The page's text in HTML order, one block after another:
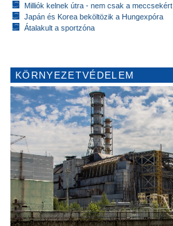
Milliók kelnek útra - nem csak a meccsekért
Japán és Korea beköltözik a Hungexpóra
Átalakult a sportzóna
KÖRNYEZETVÉDELEM